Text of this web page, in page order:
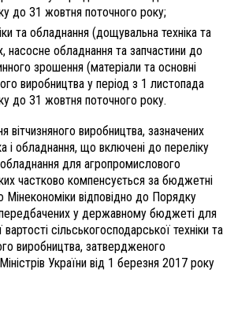
до 31 жовтня поточного року;
та обладнання (дощувальна техніка та
насосне обладнання та запчастини до
зрошення (матеріали та основні
виробництва у період з 1 листопада
до 31 жовтня поточного року.
вітчизняного виробництва, зазначених
і обладнання, що включені до переліку
обладнання для агропромислового
частково компенсується за бюджетні
відповідно до Порядку
передбачених у державному бюджеті для
сільськогосподарської техніки та
виробництва, затвердженого
України від 1 березня 2017 року